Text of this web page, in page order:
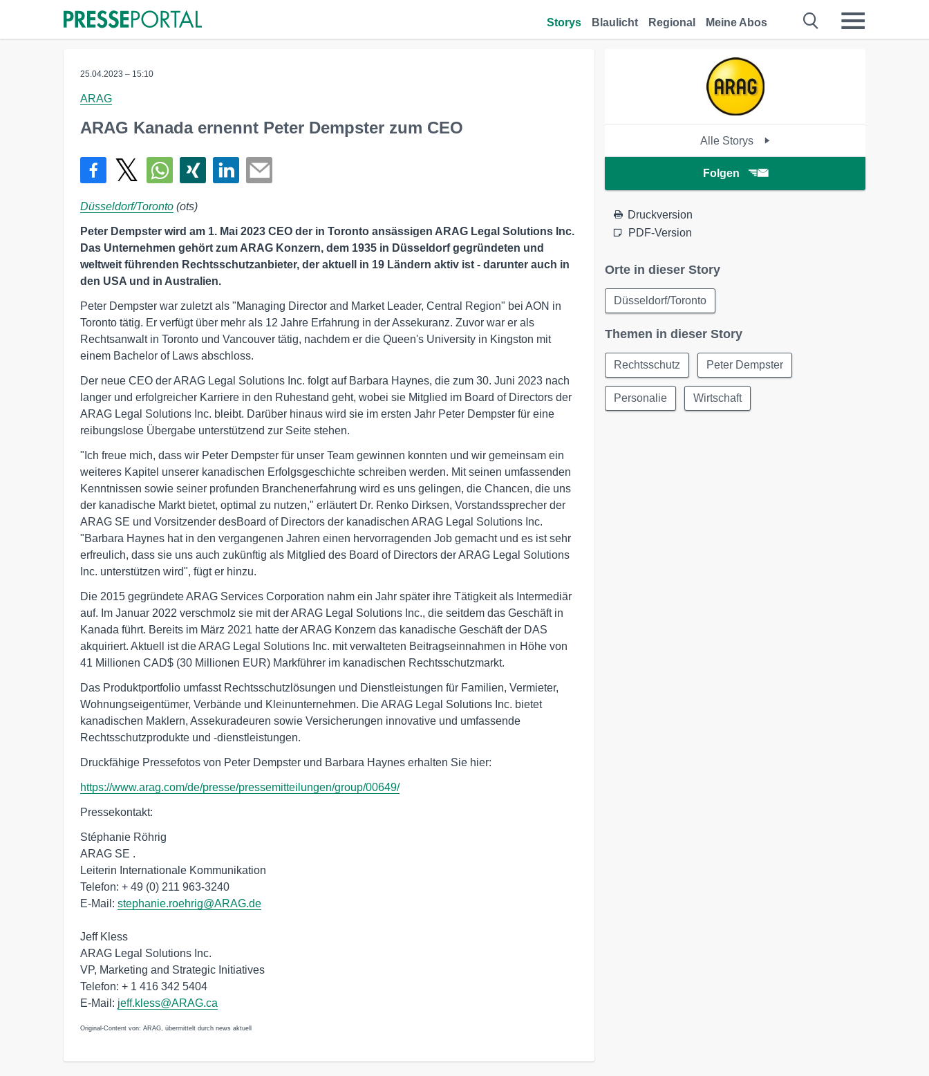
Storys Blaulicht Regional Meine Abos
25.04.2023 – 15:10
ARAG
ARAG Kanada ernennt Peter Dempster zum CEO
Düsseldorf/Toronto (ots)
Peter Dempster wird am 1. Mai 2023 CEO der in Toronto ansässigen ARAG Legal Solutions Inc.
Das Unternehmen gehört zum ARAG Konzern, dem 1935 in Düsseldorf gegründeten und
weltweit führenden Rechtsschutzanbieter, der aktuell in 19 Ländern aktiv ist - darunter auch in
den USA und in Australien.
Peter Dempster war zuletzt als "Managing Director and Market Leader, Central Region" bei AON in
Toronto tätig. Er verfügt über mehr als 12 Jahre Erfahrung in der Assekuranz. Zuvor war er als
Rechtsanwalt in Toronto und Vancouver tätig, nachdem er die Queen's University in Kingston mit
einem Bachelor of Laws abschloss.
Der neue CEO der ARAG Legal Solutions Inc. folgt auf Barbara Haynes, die zum 30. Juni 2023 nach
langer und erfolgreicher Karriere in den Ruhestand geht, wobei sie Mitglied im Board of Directors der
ARAG Legal Solutions Inc. bleibt. Darüber hinaus wird sie im ersten Jahr Peter Dempster für eine
reibungslose Übergabe unterstützend zur Seite stehen.
"Ich freue mich, dass wir Peter Dempster für unser Team gewinnen konnten und wir gemeinsam ein
weiteres Kapitel unserer kanadischen Erfolgsgeschichte schreiben werden. Mit seinen umfassenden
Kenntnissen sowie seiner profunden Branchenerfahrung wird es uns gelingen, die Chancen, die uns
der kanadische Markt bietet, optimal zu nutzen," erläutert Dr. Renko Dirksen, Vorstandssprecher der
ARAG SE und Vorsitzender desBoard of Directors der kanadischen ARAG Legal Solutions Inc.
"Barbara Haynes hat in den vergangenen Jahren einen hervorragenden Job gemacht und es ist sehr
erfreulich, dass sie uns auch zukünftig als Mitglied des Board of Directors der ARAG Legal Solutions
Inc. unterstützen wird", fügt er hinzu.
Die 2015 gegründete ARAG Services Corporation nahm ein Jahr später ihre Tätigkeit als Intermediär
auf. Im Januar 2022 verschmolz sie mit der ARAG Legal Solutions Inc., die seitdem das Geschäft in
Kanada führt. Bereits im März 2021 hatte der ARAG Konzern das kanadische Geschäft der DAS
akquiriert. Aktuell ist die ARAG Legal Solutions Inc. mit verwalteten Beitragseinnahmen in Höhe von
41 Millionen CAD$ (30 Millionen EUR) Markführer im kanadischen Rechtsschutzmarkt.
Das Produktportfolio umfasst Rechtsschutzlösungen und Dienstleistungen für Familien, Vermieter,
Wohnungseigentümer, Verbände und Kleinunternehmen. Die ARAG Legal Solutions Inc. bietet
kanadischen Maklern, Assekuradeuren sowie Versicherungen innovative und umfassende
Rechtsschutzprodukte und -dienstleistungen.
Druckfähige Pressefotos von Peter Dempster und Barbara Haynes erhalten Sie hier:
https://www.arag.com/de/presse/pressemitteilungen/group/00649/
Pressekontakt:
Stéphanie Röhrig
ARAG SE .
Leiterin Internationale Kommunikation
Telefon: + 49 (0) 211 963-3240
E-Mail: stephanie.roehrig@ARAG.de
Jeff Kless
ARAG Legal Solutions Inc.
VP, Marketing and Strategic Initiatives
Telefon: + 1 416 342 5404
E-Mail: jeff.kless@ARAG.ca
Original-Content von: ARAG, übermittelt durch news aktuell
Alle Storys
Folgen
Druckversion
PDF-Version
Orte in dieser Story
Düsseldorf/Toronto
Themen in dieser Story
Rechtsschutz Peter Dempster
Personalie Wirtschaft